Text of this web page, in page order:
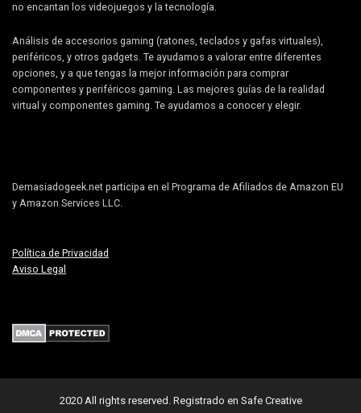
no encantan los videojuegos y la tecnología.
Análisis de accesorios gaming (ratones, teclados y gafas virtuales),
periféricos, y otros gadgets. Te ayudamos a valorar entre diferentes
opciones, y a que tengas la mejor información para comprar
componentes y periféricos gaming. Las mejores guías de la realidad
virtual y componentes gaming. Te ayudamos a conocer y elegir.
Demasiadogeek.net participa en el Programa de Afiliados de Amazon EU
y Amazon Services LLC.
Política de Privacidad
Aviso Legal
2020 All rights reserved. Registrado en Safe Creative